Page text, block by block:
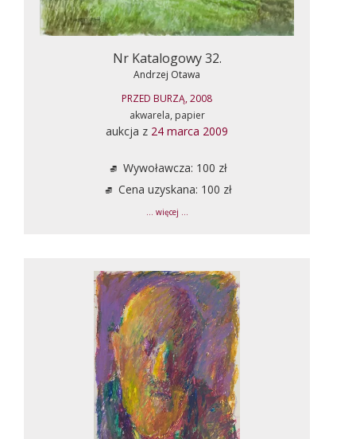
Nr Katalogowy 32.
Andrzej Otawa
PRZED BURZĄ, 2008
akwarela, papier
aukcja z 24 marca 2009
Wywoławcza: 100 zł
Cena uzyskana: 100 zł
... więcej ...